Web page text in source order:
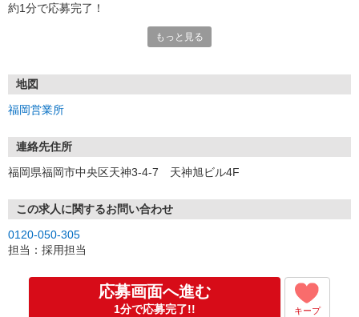
約1分で応募完了！
①応募から3営業日を目安に、メールorお電話でご連絡します。
★スマホでWEB面接（LINEなど）・出張面接・事務所面接と選べま
す
③面接実施（履歴書不要）
※ご希望があれば、職場見学の調整もOKです！
お気軽にご応募ください♪
もっと見る
地図
福岡営業所
連絡先住所
福岡県福岡市中央区天神3-4-7 天神旭ビル4F
この求人に関するお問い合わせ
0120-050-305
担当：採用担当
応募画面へ進む
1分で応募完了!! キープ